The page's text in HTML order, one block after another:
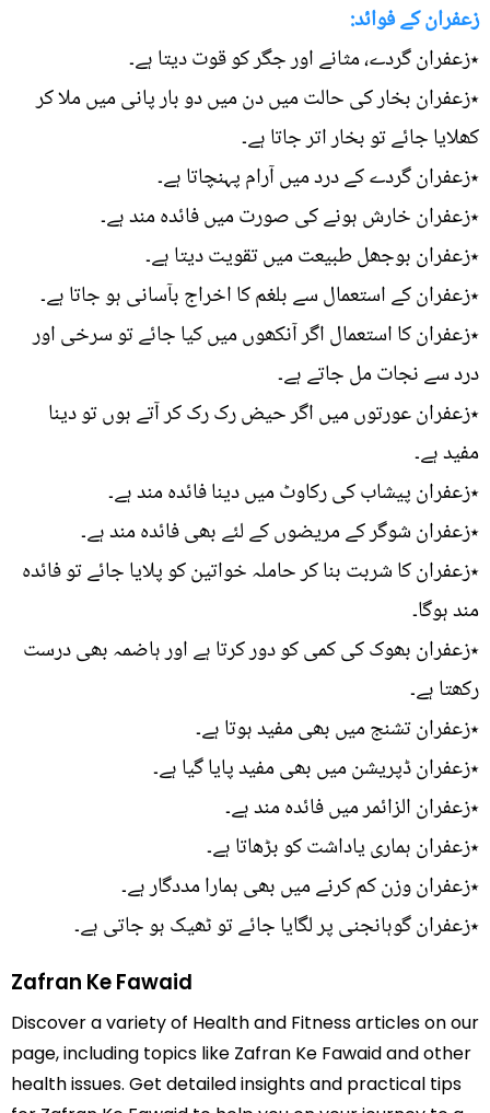
زعفران کے فوائد:
٭زعفران گردے، مثانے اور جگر کو قوت دیتا ہے۔
٭زعفران بخار کی حالت میں دن میں دو بار پانی میں ملا کر
کھلایا جائے تو بخار اتر جاتا ہے۔
٭زعفران گردے کے درد میں آرام پہنچاتا ہے۔
٭زعفران خارش ہونے کی صورت میں فائدہ مند ہے۔
٭زعفران بوجھل طبیعت میں تقویت دیتا ہے۔
٭زعفران کے استعمال سے بلغم کا اخراج بآسانی ہو جاتا ہے۔
٭زعفران کا استعمال اگر آنکھوں میں کیا جائے تو سرخی اور
درد سے نجات مل جاتے ہے۔
٭زعفران عورتوں میں اگر حیض رک رک کر آتے ہوں تو دینا
مفید ہے۔
٭زعفران پیشاب کی رکاوٹ میں دینا فائدہ مند ہے۔
٭زعفران شوگر کے مریضوں کے لئے بھی فائدہ مند ہے۔
٭زعفران کا شربت بنا کر حاملہ خواتین کو پلایا جائے تو فائدہ
مند ہوگا۔
٭زعفران بھوک کی کمی کو دور کرتا ہے اور ہاضمہ بھی درست
رکھتا ہے۔
٭زعفران تشنج میں بھی مفید ہوتا ہے۔
٭زعفران ڈپریشن میں بھی مفید پایا گیا ہے۔
٭زعفران الزائمر میں فائدہ مند ہے۔
٭زعفران ہماری یاداشت کو بڑھاتا ہے۔
٭زعفران وزن کم کرنے میں بھی ہمارا مددگار ہے۔
٭زعفران گوہانجنی پر لگایا جائے تو ٹھیک ہو جاتی ہے۔
Zafran Ke Fawaid
Discover a variety of Health and Fitness articles on our
page, including topics like Zafran Ke Fawaid and other
health issues. Get detailed insights and practical tips